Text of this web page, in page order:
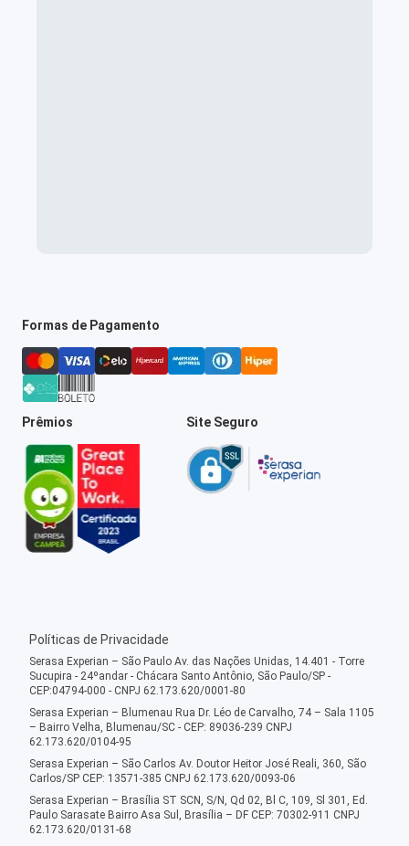
Formas de Pagamento
Prêmios Site Seguro
Políticas de Privacidade
Serasa Experian – São Paulo Av. das Nações Unidas, 14.401 - Torre
Sucupira - 24ºandar - Chácara Santo Antônio, São Paulo/SP -
CEP:04794-000 - CNPJ 62.173.620/0001-80
Serasa Experian – Blumenau Rua Dr. Léo de Carvalho, 74 – Sala 1105
– Bairro Velha, Blumenau/SC - CEP: 89036-239 CNPJ
62.173.620/0104-95
Serasa Experian – São Carlos Av. Doutor Heitor José Reali, 360, São
Carlos/SP CEP: 13571-385 CNPJ 62.173.620/0093-06
Serasa Experian – Brasília ST SCN, S/N, Qd 02, Bl C, 109, Sl 301, Ed.
Paulo Sarasate Bairro Asa Sul, Brasília – DF CEP: 70302-911 CNPJ
62.173.620/0131-68